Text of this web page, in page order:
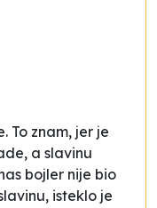
To znam, jer je
a slavinu
bojler nije bio
isteklo je